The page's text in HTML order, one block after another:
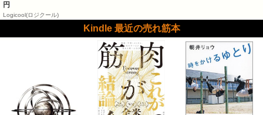
円
Logicool(ロジクール)
Kindle 最近の売れ筋本